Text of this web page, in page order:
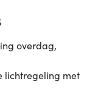
overdag,
lichtregeling met